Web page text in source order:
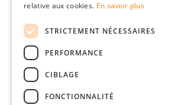
POLISH
relative aux cookies. En savoir plus
STRICTEMENT NÉCESSAIRES
PERFORMANCE
CIBLAGE
FONCTIONNALITÉ